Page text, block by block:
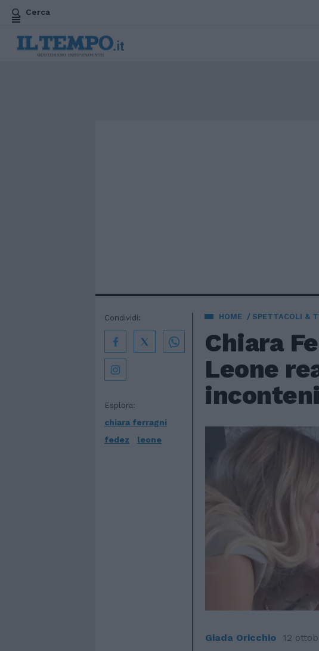
Cerca
HOME SPETTACOLI &
Chiara
Leone
Esplora:
chiara ferragni
fedez
leone
Condividi:
Giada Oricchio 12